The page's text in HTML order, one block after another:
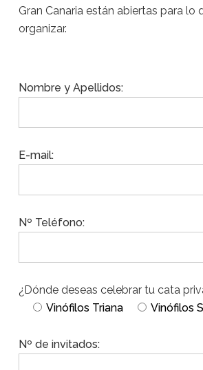
Gran Canaria están abiertas para lo
organizar.
Nombre y Apellidos:
E-mail:
Nº Teléfono:
¿Dónde deseas celebrar tu cata
Vinófilos Triana
Vinófilos
Nº de invitados: